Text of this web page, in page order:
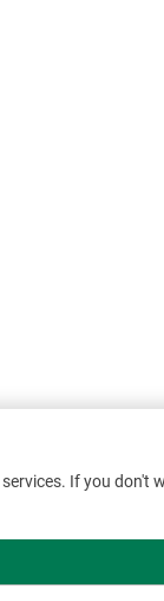
If you don't